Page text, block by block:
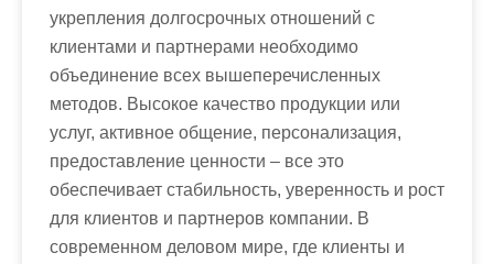
укрепления долгосрочных отношений с
клиентами и партнерами необходимо
объединение всех вышеперечисленных
методов. Высокое качество продукции или
услуг, активное общение, персонализация,
предоставление ценности – все это
обеспечивает стабильность, уверенность и рост
для клиентов и партнеров компании. В
современном деловом мире, где клиенты и